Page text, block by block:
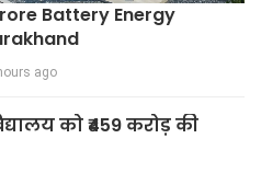
Battery Energy
ago
को ₹459 करोड़ की